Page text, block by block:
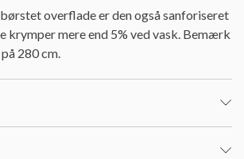
overflade er den også sanforiseret
krymper mere end 5% ved vask. Bemærk
280 cm.